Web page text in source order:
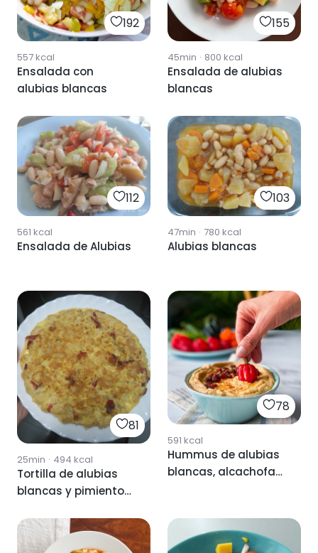
192
557kcal
Ensalada con
alubias blancas
155
45min · 800 kcal
Ensalada de alubias
blancas
112
561 kcal
Ensalada de Alubias
103
47min · 780 kcal
Alubias blancas
81
25min · 494 kcal
Tortilla de alubias
blancas y pimiento
78
591 kcal
Hummus de alubias
blancas, alcachofas